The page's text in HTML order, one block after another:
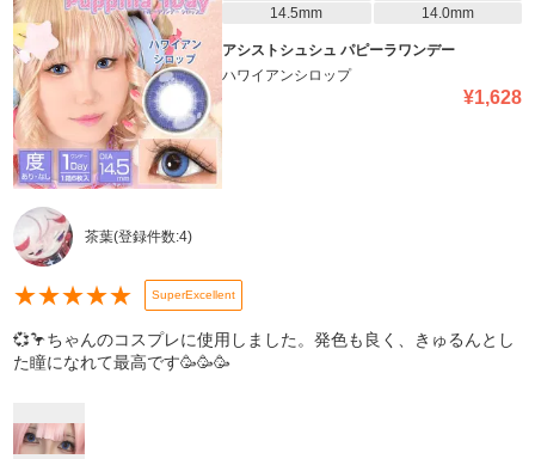
14.5mm
14.0mm
アシストシュシュ パピーラワンデー
ハワイアンシロップ
¥1,628
茶葉(登録件数:4)
★★★★★ SuperExcellent
💞🦩ちゃんのコスプレに使用しました。発色も良く、きゅるんとし
た瞳になれて最高です🥳🥳🥳